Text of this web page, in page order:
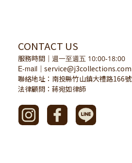
CONTACT US
服務時間 ｜ 週一至週五 10:00-18:00
E-mail ｜ service@j3collections.com
聯絡地址：南投縣竹山鎮大禮路166號
法律顧問：蔣宛如律師